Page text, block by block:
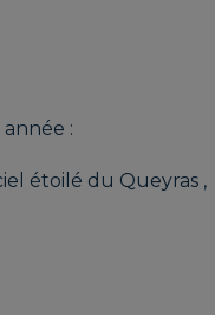
:
étoilé du Queyras ,